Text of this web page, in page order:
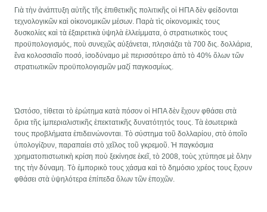
Γιὰ τὴν ἀνάπτυξη αὐτῆς τῆς ἐπιθετικῆς πολιτικῆς οἱ ΗΠΑ δὲν φείδονται
τεχνολογικῶν καὶ οἰκονομικῶν μέσων. Παρὰ τὶς οἰκονομικὲς τους
δυσκολίες καὶ τὰ ἐξαιρετικὰ ὑψηλὰ ἐλλείμματα, ὁ στρατιωτικὸς τους
προϋπολογισμός, ποὺ συνεχῶς αὐξάνεται, πλησιάζει τὰ 700 δις. δολλάρια,
ἕνα κολοσσιαῖο ποσό, ἰσοδύναμο μὲ περισσότερο ἀπὸ τὸ 40% ὅλων τῶν
στρατιωτικῶν προϋπολογισμῶν μαζί παγκοσμίως.
Ὡστόσο, τίθεται τὸ ἐρώτημα κατὰ πόσον οἱ ΗΠΑ δὲν ἔχουν φθάσει στὰ
ὅρια τῆς ἰμπεριαλιστικῆς ἐπεκτατικῆς δυνατότητός τους. Τὰ ἐσωτερικὰ
τους προβλήματα ἐπιδεινώνονται. Τὸ σύστημα τοῦ δολλαρίου, στὸ ὁποῖο
ὑπολογίζουν, παραπαίει στὸ χεῖλος τοῦ γκρεμοῦ. Ἡ παγκόσμια
χρηματοπιστωτικὴ κρίση ποὺ ξεκίνησε ἐκεῖ, τὸ 2008, τοὺς χτύπησε μὲ ὅλην
της τὴν δύναμη. Τὸ ἐμπορικὸ τους χάσμα καὶ τὸ δημόσιο χρέος τους ἔχουν
φθάσει στὰ ὑψηλότερα ἐπίπεδα ὅλων τῶν ἐποχῶν.